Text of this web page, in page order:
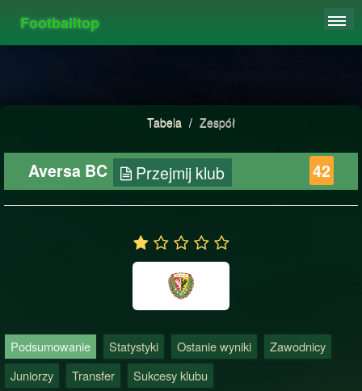
Footballtop
STATYSTYKI
Tabela / Zespół
Aversa BC Przejmij klub 42
Podsumowanie Statystyki Ostanie wyniki
Zawodnicy
Juniorzy
Transfer Sukcesy klubu